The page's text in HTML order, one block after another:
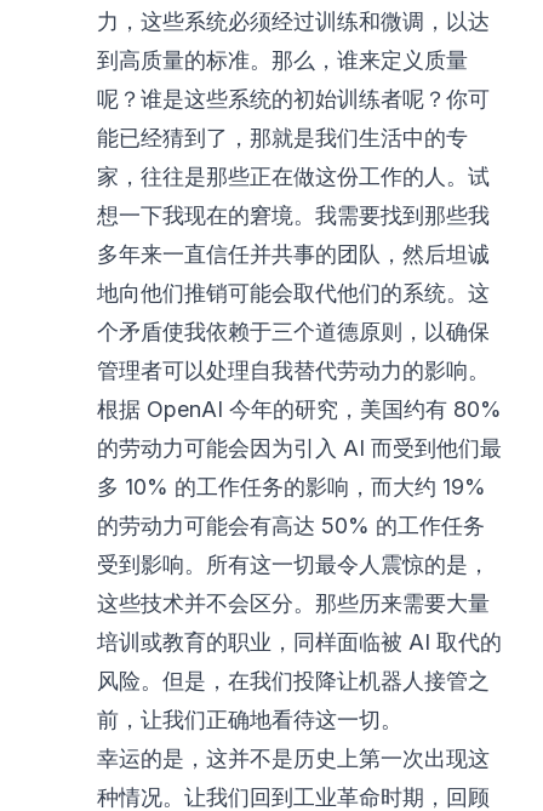
力，这些系统必须经过训练和微调，以达
到高质量的标准。那么，谁来定义质量
呢？谁是这些系统的初始训练者呢？你可
能已经猜到了，那就是我们生活中的专
家，往往是那些正在做这份工作的人。试
想一下我现在的窘境。我需要找到那些我
多年来一直信任并共事的团队，然后坦诚
地向他们推销可能会取代他们的系统。这
个矛盾使我依赖于三个道德原则，以确保
管理者可以处理自我替代劳动力的影响。
根据 OpenAI 今年的研究，美国约有 80%
的劳动力可能会因为引入 AI 而受到他们最
多 10% 的工作任务的影响，而大约 19%
的劳动力可能会有高达 50% 的工作任务
受到影响。所有这一切最令人震惊的是，
这些技术并不会区分。那些历来需要大量
培训或教育的职业，同样面临被 AI 取代的
风险。但是，在我们投降让机器人接管之
前，让我们正确地看待这一切。
幸运的是，这并不是历史上第一次出现这
种情况。让我们回到工业革命时期，回顾